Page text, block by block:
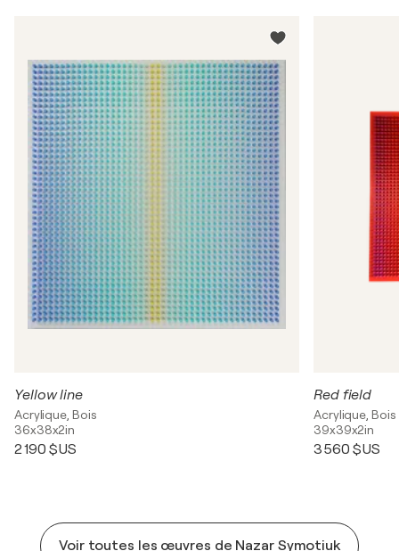
Yellow line
Acrylique, Bois
36x38x2in
2 190 $US
Red field
Acrylique, Bois
39x39x2in
3 560 $US
Voir toutes les œuvres de Nazar Symotiuk